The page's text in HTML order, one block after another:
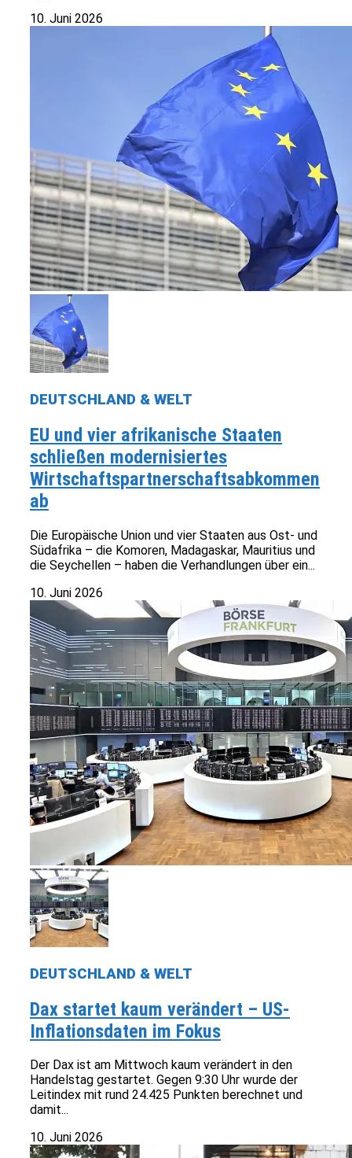
10. Juni 2026
DEUTSCHLAND & WELT
EU und vier afrikanische Staaten
schließen modernisiertes
Wirtschaftspartnerschaftsabkommen
ab
Die Europäische Union und vier Staaten aus Ost- und
Südafrika – die Komoren, Madagaskar, Mauritius und
die Seychellen – haben die Verhandlungen über ein...
10. Juni 2026
DEUTSCHLAND & WELT
Dax startet kaum verändert – US-
Inflationsdaten im Fokus
Der Dax ist am Mittwoch kaum verändert in den
Handelstag gestartet. Gegen 9:30 Uhr wurde der
Leitindex mit rund 24.425 Punkten berechnet und
damit...
10. Juni 2026